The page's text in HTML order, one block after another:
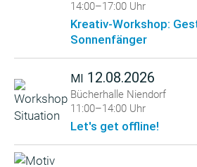
14:00–17:00 Uhr
Kreativ-Workshop:
Sonnenfänger
MI 12.08.2026
Bücherhalle Niendorf
11:00–14:00 Uhr
Let's get offline!